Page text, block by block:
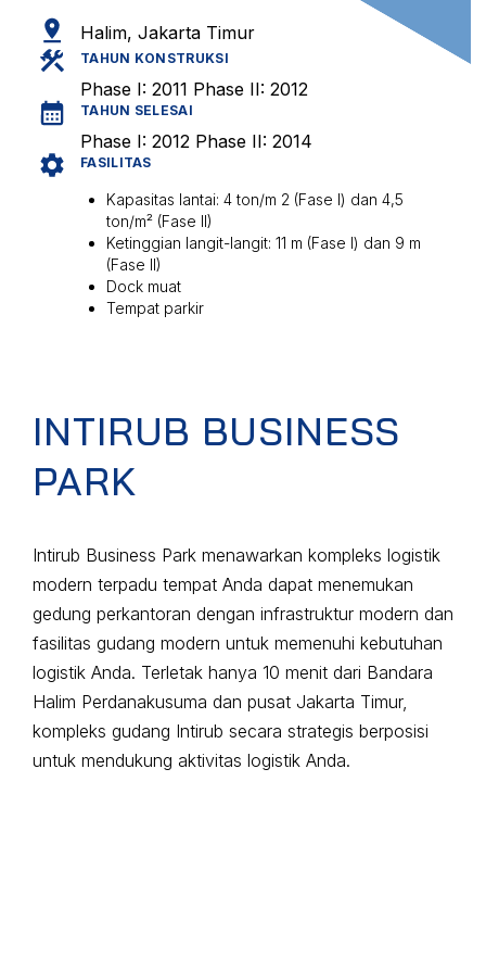
Halim, Jakarta Timur
TAHUN KONSTRUKSI
Phase I: 2011 Phase II: 2012
TAHUN SELESAI
Phase I: 2012 Phase II: 2014
FASILITAS
Kapasitas lantai: 4 ton/m 2 (Fase I) dan 4,5
ton/m² (Fase II)
Ketinggian langit-langit: 11 m (Fase I) dan 9 m
(Fase II)
Dock muat
Tempat parkir
INTIRUB BUSINESS
PARK
Intirub Business Park menawarkan kompleks logistik
modern terpadu tempat Anda dapat menemukan
gedung perkantoran dengan infrastruktur modern dan
fasilitas gudang modern untuk memenuhi kebutuhan
logistik Anda. Terletak hanya 10 menit dari Bandara
Halim Perdanakusuma dan pusat Jakarta Timur,
kompleks gudang Intirub secara strategis berposisi
untuk mendukung aktivitas logistik Anda.